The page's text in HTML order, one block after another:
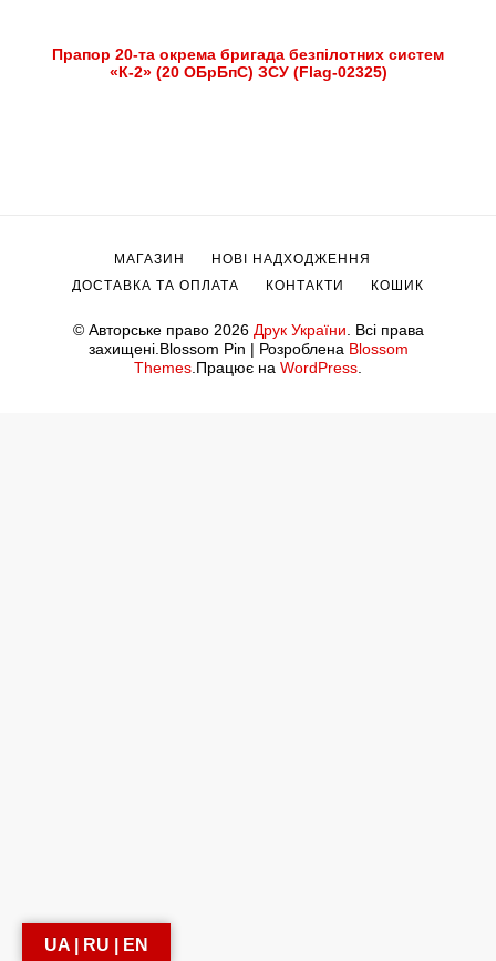
Прапор 20-та окрема бригада безпілотних систем
«К-2» (20 ОБрБпС) ЗСУ (Flag-02325)
© Авторське право 2026 Друк України . Всі права
захищені. Blossom Pin | Розроблена Blossom
Themes .Працює на WordPress
МАГАЗИН
НОВІ НАДХОДЖЕННЯ
ДОСТАВКА ТА ОПЛАТА
КОНТАКТИ КОШИК
UA | RU | EN